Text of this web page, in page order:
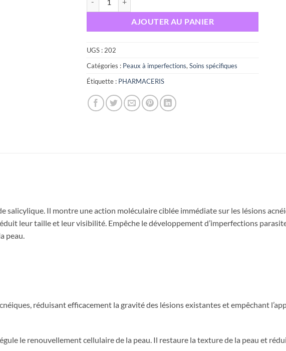
AJOUTER AU PANIER
UGS : 202
Catégories : Peaux à imperfections, Soins spécifiques
Étiquette : PHARMACERIS
salicylique. Il montre une action moléculaire ciblée immédiate sur les lésions
leur taille et leur visibilité. Empêche le développement d’imperfections
peau.
réduisant efficacement la gravité des lésions existantes et empêchant
le renouvellement cellulaire de la peau. Il restaure la texture de la peau et